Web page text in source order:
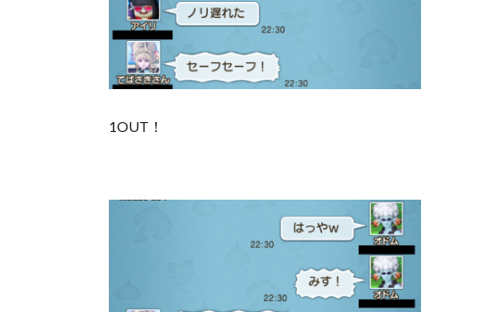
1OUT！